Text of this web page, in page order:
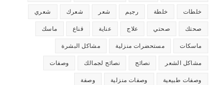
خلطات خلطة رجيم شعر شعرك شعري
صحتك صحتي علاج عناية قناع ماسك
ماسكات مستحضرات منزلية مشاكل البشرة
مشاكل الشعر نصائح نصائح لجمالك وصفات
وصفات طبيعية وصفات منزلية وصفة